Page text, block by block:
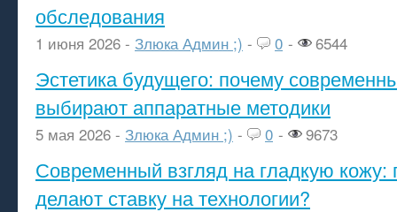
обследования
1 июня 2026 - Злюка Админ ;) - 0 - 6544
Эстетика будущего: почему
выбирают аппаратные методики
5 мая 2026 - Злюка Админ ;) - 0 - 9673
Современный взгляд на гладкую кожу:
делают ставку на технологии?